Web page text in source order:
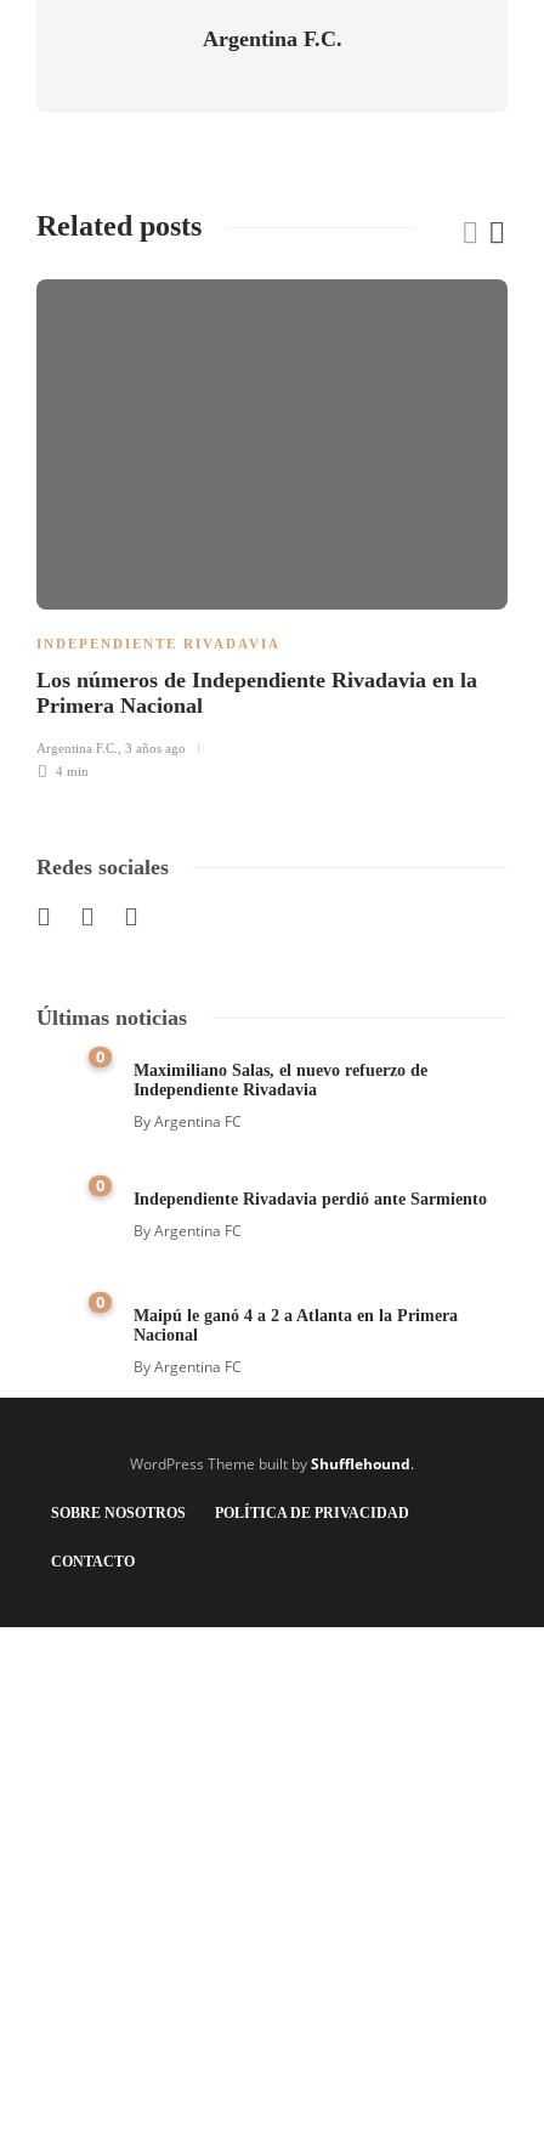
Argentina F.C.
Related posts
INDEPENDIENTE RIVADAVIA
Los números de Independiente Rivadavia en la
Primera Nacional
Argentina F.C.
3 años ago
4 min
Redes sociales
Últimas noticias
0
Maximiliano Salas, el nuevo refuerzo de
Independiente Rivadavia
ByArgentina FC
0
Independiente Rivadavia perdió ante Sarmiento
ByArgentina FC
0
Maipú le ganó 4 a 2 a Atlanta en la Primera
Nacional
ByArgentina FC
WordPress Theme built byShufflehound.
SOBRE NOSOTROS POLÍTICA DE PRIVACIDAD
CONTACTO